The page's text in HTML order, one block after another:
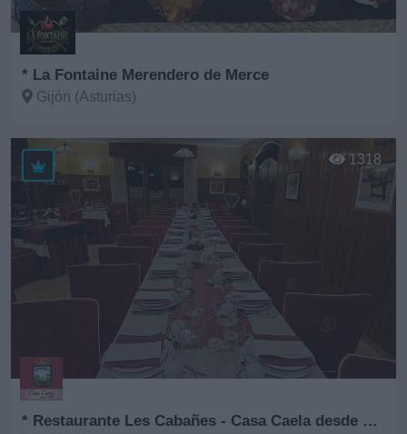
* La Fontaine Merendero de Merce
Gijón (Asturias)
* Restaurante Les Cabañes - Casa Caela desde 1967
1318